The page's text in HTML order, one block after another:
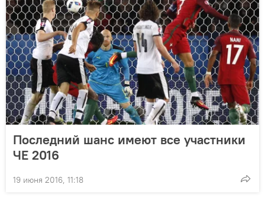
Последний шанс имеют все участники
ЧЕ 2016
19 июня 2016, 11:18